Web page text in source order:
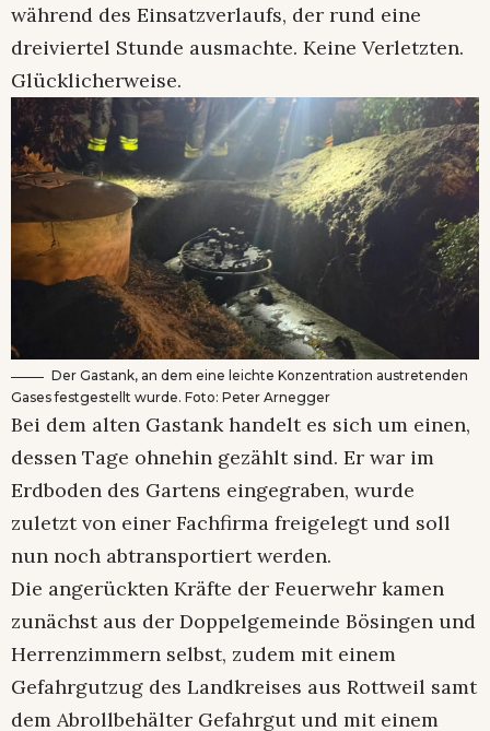
während des Einsatzverlaufs, der rund eine
dreiviertel Stunde ausmachte. Keine Verletzten.
Glücklicherweise.
Der Gastank, an dem eine leichte Konzentration austretenden
Gases festgestellt wurde. Foto: Peter Arnegger
Bei dem alten Gastank handelt es sich um einen,
dessen Tage ohnehin gezählt sind. Er war im
Erdboden des Gartens eingegraben, wurde
zuletzt von einer Fachfirma freigelegt und soll
nun noch abtransportiert werden.
Die angerückten Kräfte der Feuerwehr kamen
zunächst aus der Doppelgemeinde Bösingen und
Herrenzimmern selbst, zudem mit einem
Gefahrgutzug des Landkreises aus Rottweil samt
dem Abrollbehälter Gefahrgut und mit einem